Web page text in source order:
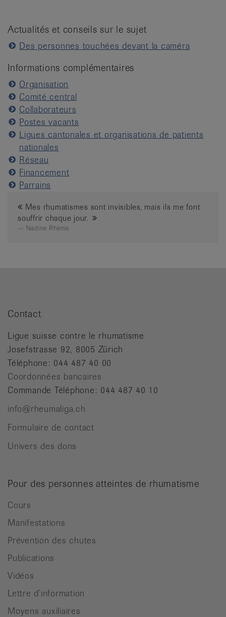
Actualités et conseils sur le sujet
Des personnes touchées devant la caméra
Informations complémentaires
Organisation
Comité central
Collaborateurs
Postes vacants
Ligues cantonales et organisations de patients
nationales
Réseau
Financement
Parrains
Mes rhumatismes sont invisibles, mais ils me font
souffrir chaque jour.
Nadine Rhême
Contact
Ligue suisse contre le rhumatisme
Josefstrasse 92, 8005 Zürich
Téléphone: 044 487 40 00
Coordonnées bancaires
Commande Téléphone: 044 487 40 10
info@rheumaliga.ch
Formulaire de contact
Univers des dons
Pour des personnes atteintes de rhumatisme
Cours
Manifestations
Prévention des chutes
Publications
Vidéos
Lettre d’information
Moyens auxiliaires